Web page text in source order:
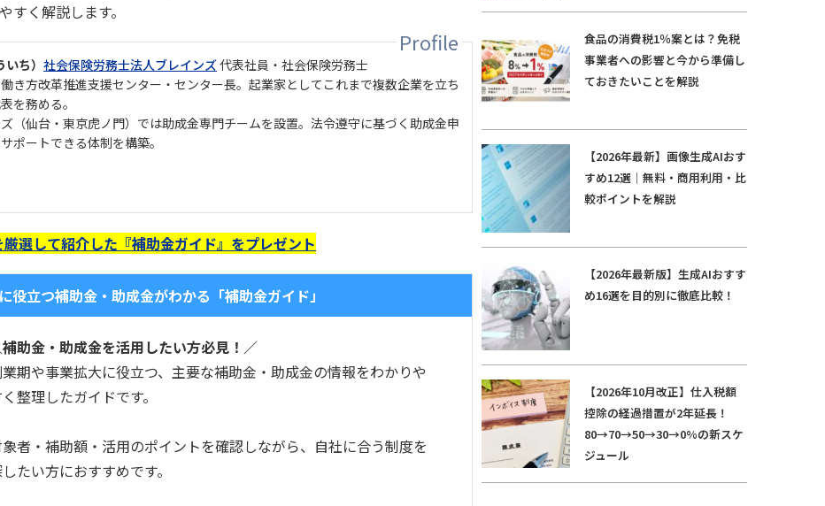
く解説します。
ち） 社会保険労務士法人ブレインズ代表社員・社会保険労務士
き方改革推進支援センター・センター長。起業家としてこれまで複数企業を立ち
を務める。
（仙台・東京虎ノ門）では助成金専門チームを設置。法令遵守に基づく助成金申
ポートできる体制を構築。
選して紹介した『補助金ガイド』をプレゼント
役立つ補助金・助成金がわかる「補助金ガイド」
助金・助成金を活用したい方必見！／
期や事業拡大に役立つ、主要な補助金・助成金の情報をわかりや
整理したガイドです。
者・補助額・活用のポイントを確認しながら、自社に合う制度を
たい方におすすめです。
食品の消費税1％案とは？免税
事業者への影響と今から準備し
ておきたいことを解説
【2026年最新】画像生成AIおす
すめ12選｜無料・商用利用・比
較ポイントを解説
【2026年最新版】生成AIおすす
め16選を目的別に徹底比較！
【2026年10月改正】仕入税額
控除の経過措置が2年延長！
80→70→50→30→0%の新スケ
ジュール